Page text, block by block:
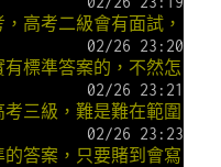
高考二級會有面試，
02/26 23:20
標準答案的，不然怎
02/26 23:21
三級，難是難在範圍
02/26 23:23
答案，只要賭到會寫